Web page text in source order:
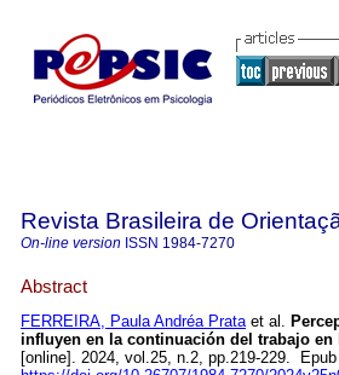
Revista Brasileira de
On-line version ISSN 1984-7270
Abstract
FERREIRA, Paula Andréa Prataet al.
influyen en la continuación del trabajo
[online]. 2024, vol.25, n.2, pp.219-229.